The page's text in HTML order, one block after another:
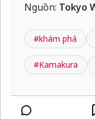
Nguồn: Tokyo
#khám phá
#Kamakura